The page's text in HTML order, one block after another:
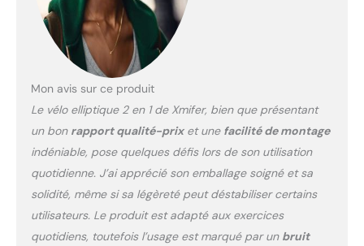
les données de votre
entraînement, telles que
le pouls, le temps, la
d'entraînement plus
clairement et plus
facilement Volant d'inertie
unique et robuste : Le
vélo d'exercice utilisent
une roue d'inertie robuste
qui augmente la
Mon avis sur ce produit
Le vélo elliptique 2 en 1 de Xmifer, bien que présentant
un bon rapport qualité-prixet une facilité de montage
indéniable, pose quelques défis lors de son utilisation
quotidienne. J’ai apprécié son emballage soigné et sa
solidité, même si sa légèreté peut déstabiliser certains
utilisateurs. Le produit est adapté aux exercices
quotidiens, toutefois l’usage est marqué par un bruit